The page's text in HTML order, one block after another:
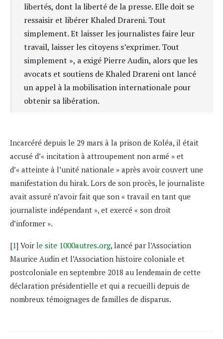
libertés, dont la liberté de la presse. Elle doit se
ressaisir et libérer Khaled Drareni. Tout
simplement. Et laisser les journalistes faire leur
travail, laisser les citoyens s’exprimer. Tout
simplement », a exigé Pierre Audin, alors que les
avocats et soutiens de Khaled Drareni ont lancé
un appel à la mobilisation internationale pour
obtenir sa libération.
Incarcéré depuis le 29 mars à la prison de Koléa, il était
accusé d’« incitation à attroupement non armé » et
d’« atteinte à l’unité nationale » après avoir couvert une
manifestation du hirak. Lors de son procès, le journaliste
avait assuré n’avoir fait que son « travail en tant que
journaliste indépendant », et exercé « son droit
d’informer ».
[1] Voir le site 1000autres.org, lancé par l’Association
Maurice Audin et l’Association histoire coloniale et
postcoloniale en septembre 2018 au lendemain de cette
déclaration présidentielle et qui a recueilli depuis de
nombreux témoignages de familles de disparus.